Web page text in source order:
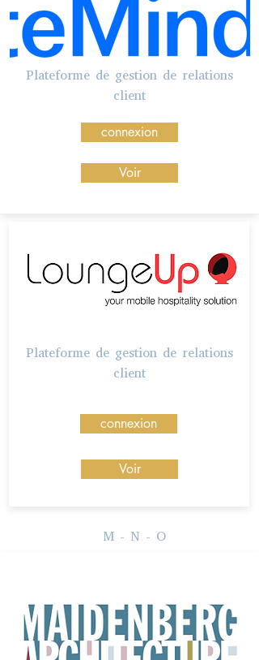
Plateforme de gestion de relations
client
connexion
Voir
Plateforme de gestion de relations
client
connexion
Voir
M - N - O